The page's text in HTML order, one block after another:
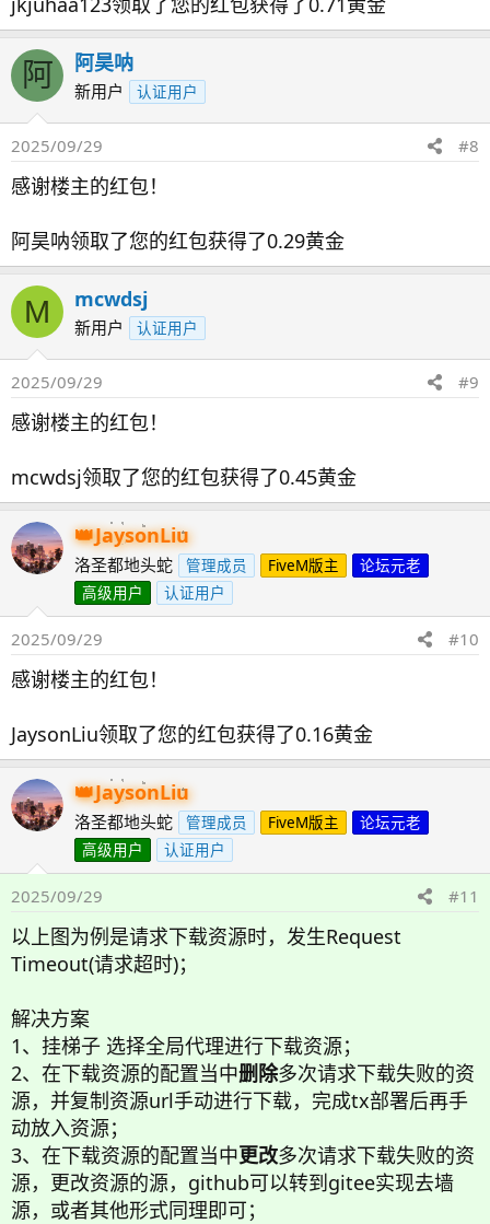
阿 阿昊呐
新用户 认证用户
2025/09/29 #8
感谢楼主的红包！
阿昊呐领取了您的红包获得了0.29黄金
M mcwdsj
新用户 认证用户
2025/09/29 #9
感谢楼主的红包！
mcwdsj领取了您的红包获得了0.45黄金
JaysonLiu
洛圣都地头蛇 管理成员 FiveM版主
论坛元老
高级用户
认证用户
2025/09/29 #10
感谢楼主的红包！
JaysonLiu领取了您的红包获得了0.16黄金
JaysonLiu
洛圣都地头蛇 管理成员 FiveM版主
论坛元老
高级用户
认证用户
2025/09/29 #11
以上图为例是请求下载资源时，发生Request
Timeout(请求超时)；
解决方案
1、挂梯子 选择全局代理进行下载资源；
2、在下载资源的配置当中删除多次请求下载失败的资
源，并复制资源url手动进行下载，完成tx部署后再手
动放入资源；
3、在下载资源的配置当中更改多次请求下载失败的资
源，更改资源的源，github可以转到gitee实现去墙
源，或者其他形式同理即可；